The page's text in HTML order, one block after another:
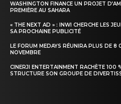
WASHINGTON FINANCE UN PROJET
PREMIÈRE AU SAHARA
« THE NEXT AD » : INWI CHERCHE LES
SA PROCHAINE PUBLICITÉ
LE FORUM MEDAYS RÉUNIRA PLUS DE
NOVEMBRE
CINERJI ENTERTAINMENT RACHÈTE 100
STRUCTURE SON GROUPE DE